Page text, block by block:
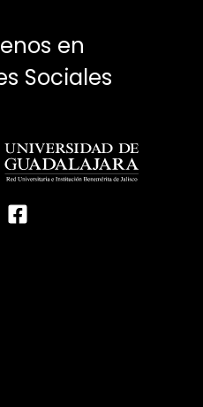
en
Sociales